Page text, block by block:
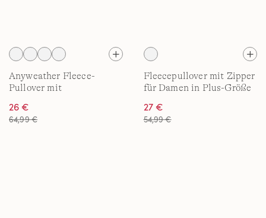
Anyweather Fleece-
Pullover mit
26 €
64,99 €
Fleecepullover mit Zipper
für Damen in Plus-Größe
27 €
54,99 €